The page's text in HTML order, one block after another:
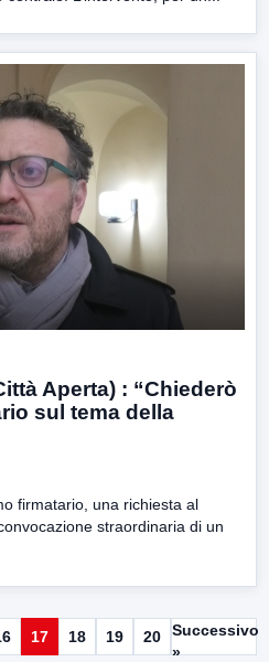
Aperta) : “Chiederò
sul tema della
firmatario, una richiesta al
straordinaria di un
17 18 19 20
Successivo
»